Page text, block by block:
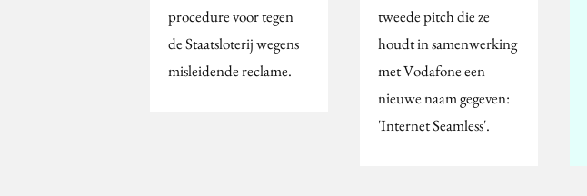
procedure voor tegen
de Staatsloterij wegens
misleidende reclame.
tweede pitch die ze
houdt in samenwerking
met Vodafone een
nieuwe naam gegeven:
'Internet Seamless'.